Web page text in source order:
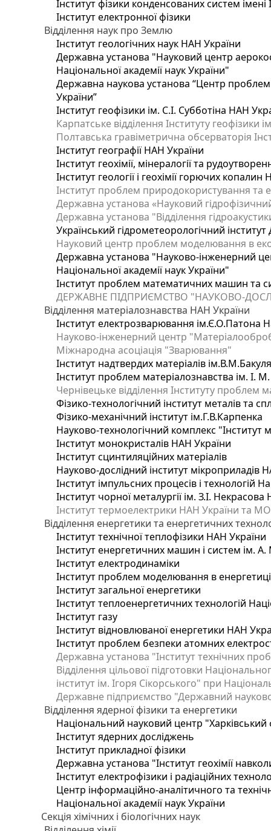
Інститут фізики конденсованих систем
Інститут електронної фізики
Відділення наук про Землю
Інститут геологічних наук НАН України
Державна установа "Науковий центр
Національної академії наук України"
Державна наукова установа “Центр проблем
України”
Інститут геофізики ім. С.І. Субботіна НАН
Карпатське відділення Інституту геофізики
Полтавська гравіметрична обсерваторія
Інститут географії НАН України
Інститут геохімії, мінералогії та
Інститут геології і геохімії горючих
Інститут проблем природокористування та
Державна установа «Науковий
Державна установа "Відділення
Український гідрометеорологічний
Науковий центр проблем моделювання в
Державна установа "Науково-інженерний
Національної академії наук України"
Інститут проблем математичних машин та
ДЕРЖАВНЕ ПІДПРИЄМСТВО "НАУКОВО-
Відділення матеріалознавства НАН України
Інститут електрозварювання ім.Є.О.Патона
Науково-інженерний центр
Міжнародна асоціація "Зварювання"
Інститут надтвердих матеріалів
Інститут проблем матеріалознавства ім. І.
Чернівецьке відділення Інституту проблем
Фізико-технологічний інститут металів та
Фізико-механічний інститут ім.Г.В.Карпенка
Науково-технологічний комплекс "Інститут
Інститут монокристалів НАН України
Інститут сцинтиляційних матеріалів
Науково-дослідний інститут мікроприладів
Інститут імпульсних процесів і технологій
Інститут чорної металургії ім. З.І.
Інститут термоелектрики НАН України та
Відділення енергетики та енергетичних
Інститут технічної теплофізики НАН України
Інститут енергетичних машин і систем ім.
Інститут електродинаміки
Інститут проблем моделювання в
Інститут загальної енергетики
Інститут теплоенергетичних технологій
Інститут газу
Інститут відновлюваної енергетики НАН
Інститут проблем безпеки атомних
Державна установа "Інститут технічних
Відділення цільової підготовки
інститут ім. Ігоря Сікорського" при
Державне підприємство "Державний
Відділення ядерної фізики та енергетики
Національний науковий центр "Харківський
Інститут ядерних досліджень
Інститут прикладної фізики
Державна установа "Інститут геохімії
Інститут електрофізики і радіаційних
Центр інформаційно-аналітичного та
Національної академії наук України
Секція хімічних і біологічних наук